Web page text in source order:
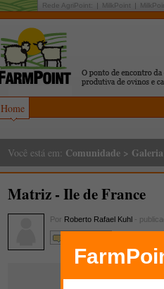
Rede AgriPoint: MilkPoint
Home
Você está em: Comunidade >
Matriz - Ile de France
Por Roberto Rafael Kuhl -